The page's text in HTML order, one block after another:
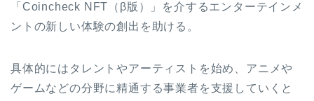
「Coincheck NFT（β版）」を介するエンターテインメ
ントの新しい体験の創出を助ける。
具体的にはタレントやアーティストを始め、アニメや
ゲームなどの分野に精通する事業者を支援していくと